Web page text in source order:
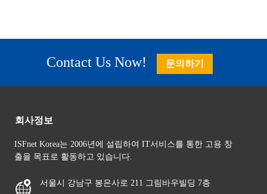
Contact Us Now! 문의하기
회사정보
ISFnet Korea는 2006년에 설립하여 IT서비스를 통한 고용 창
출을 목표로 활동하고 있습니다.
서울시 강남구 봉은사로 211 그림바우빌딩 7층